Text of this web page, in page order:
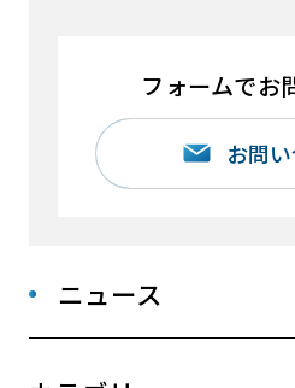
ニュース
フォームでお
お問